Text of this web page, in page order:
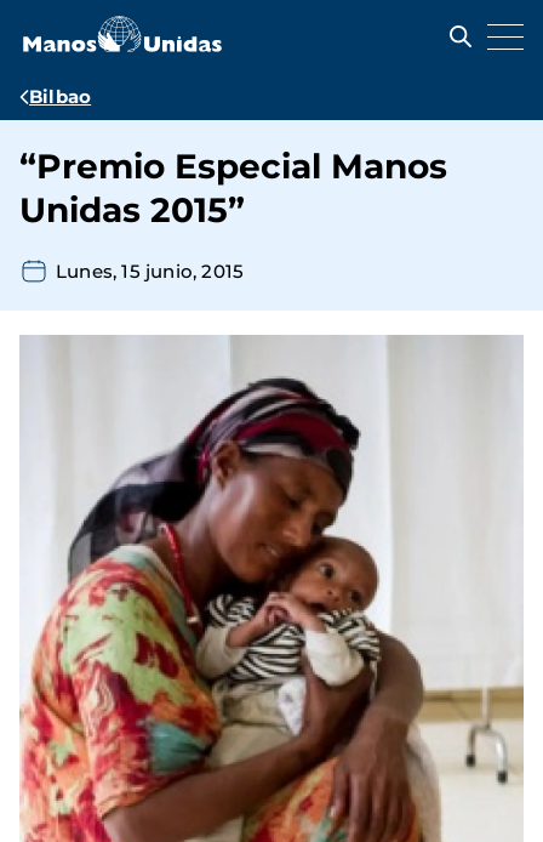
contenido
Ruta
navegación
Bilbao
“Premio Especial Manos
Unidas 2015”
Lunes, 15 junio, 2015